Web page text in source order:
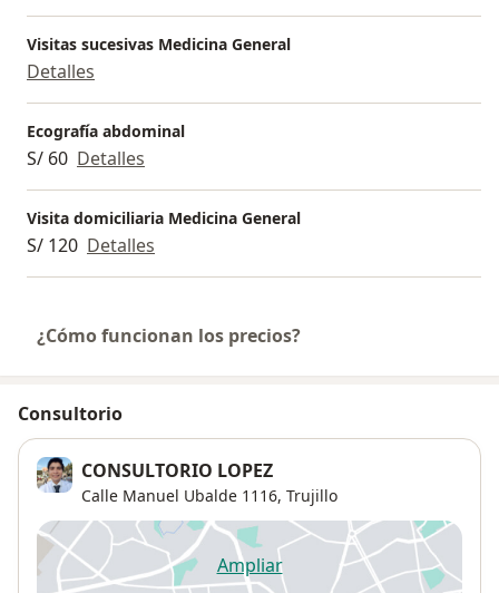
Visitas sucesivas Medicina General
Detalles
Ecografía abdominal
S/ 60 Detalles
Visita domiciliaria Medicina General
S/ 120 Detalles
¿Cómo funcionan los precios?
Consultorio
CONSULTORIO LOPEZ
Calle Manuel Ubalde 1116, Trujillo
Ampliarse abre en una nueva